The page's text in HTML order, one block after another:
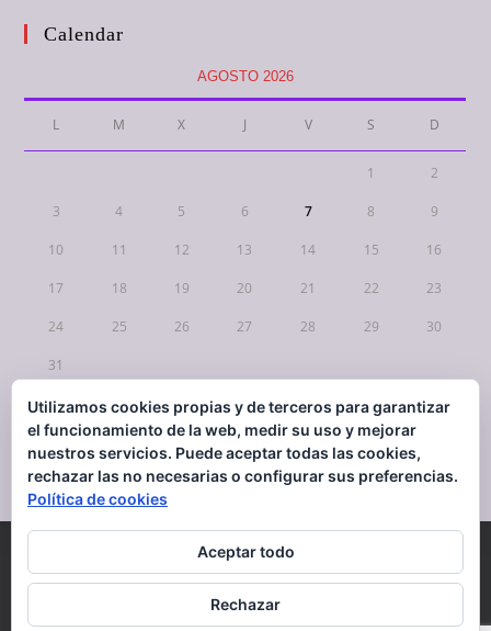
Calendar
AGOSTO 2026
L M X J V S D
1 2
3 4 5 6 7 8 9
10 11 12 13 14 15 16
17 18 19 20 21 22 23
24 25 26 27 28 29 30
31
« Mar
Mapa Web AVISO LEGAL
Política de cookies
Utilizamos cookies propias y de terceros para garantizar
el funcionamiento de la web, medir su uso y mejorar
nuestros servicios. Puede aceptar todas las cookies,
rechazar las no necesarias o configurar sus preferencias.
Política de cookies
Aceptar todo
Rechazar